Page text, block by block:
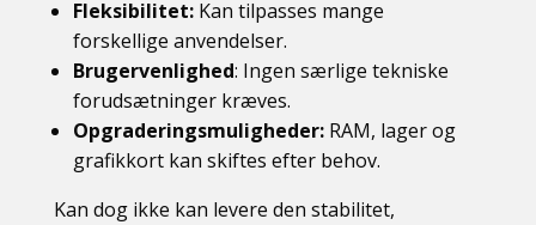
Fleksibilitet:Kan tilpasses mange
forskellige anvendelser.
Brugervenlighed: Ingen særlige tekniske
forudsætninger kræves.
Opgraderingsmuligheder:RAM, lager og
grafikkort kan skiftes efter behov.
Kan dog ikke kan levere den stabilitet,